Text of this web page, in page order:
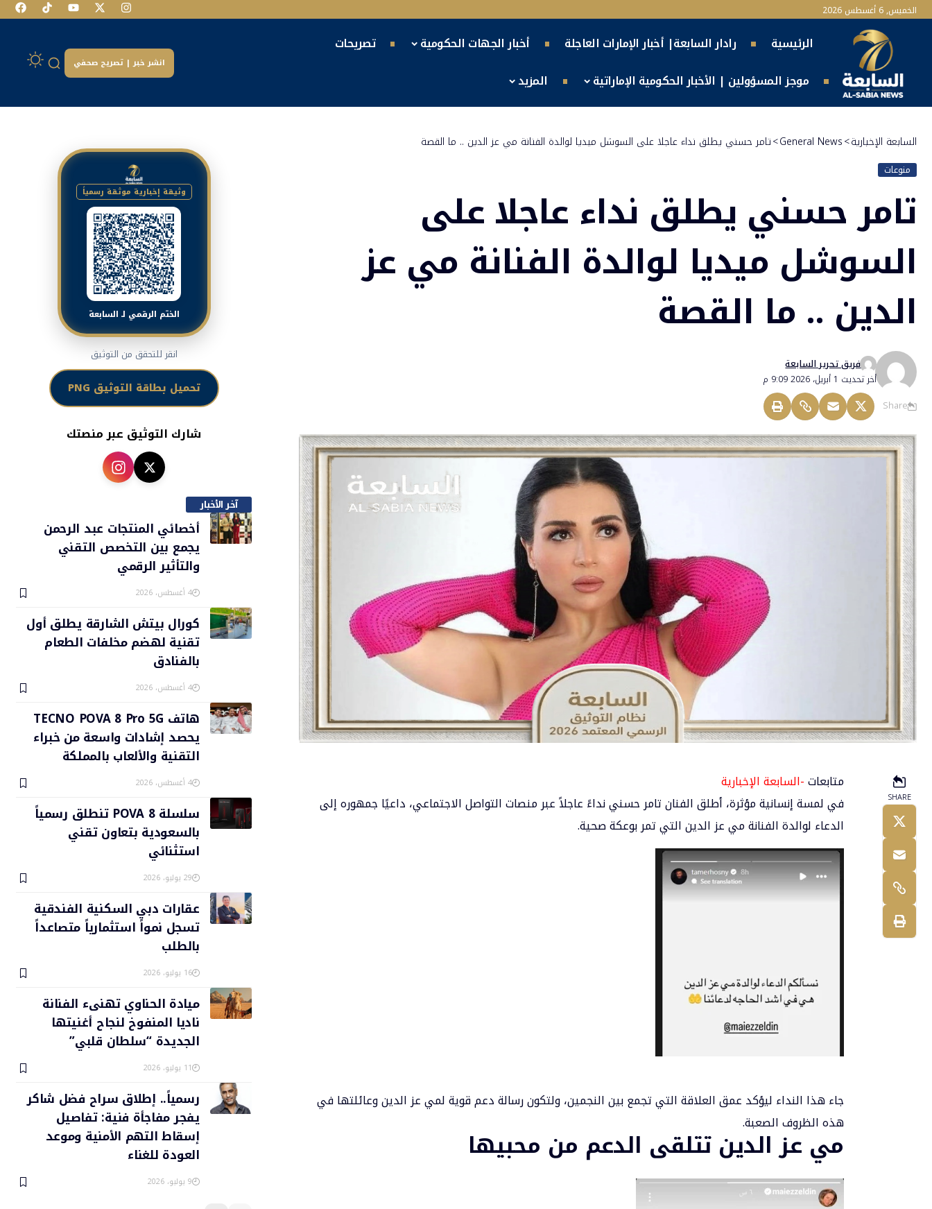
الخميس, 6 أغسطس 2026
الرئيسية رادار السابعة| أخبار الإمارات العاجلة أخبار الجهات الحكومية
تصريحات
موجز المسؤولين | الأخبار الحكومية الإماراتية
المزيد
انشر خبر | تصريح صحفي
السابعة الإخبارية>
General News
>تامر حسني يطلق نداء عاجلا على السوشل ميديا لوالدة الفنانة مي عز الدين .. ما القصة
منوعات
تامر حسني يطلق نداء عاجلا على
السوشل ميديا لوالدة الفنانة مي عز
الدين .. ما القصة
أخر تحديث 1 أبريل، 2026 9:09 م
فريق تحرير السابعة
Share
SHARE
متابعات-السابعة الإخبارية
في لمسة إنسانية مؤثرة، أطلق الفنانتامر حسنينداءً عاجلاً عبر منصات التواصل الاجتماعي، داعيًا جمهوره إلى
الدعاء لوالدة الفنانة مي عز الدين التي تمر بوعكة صحية.
جاء هذا النداء ليؤكد عمق العلاقة التي تجمع بين النجمين، ولتكون رسالة دعم قوية لمي عز الدين وعائلتها في
هذه الظروف الصعبة.
مي عز الدين تتلقى الدعم من محبيها
وثيقة إخبارية موثقة رسمياً
الختم الرقمي لـ السابعة
انقر للتحقق من التوثيق
تحميل بطاقة التوثيق PNG
شارك التوثيق عبر منصتك
آخر الأخبار
أخصائي المنتجات عبد الرحمن
يجمع بين التخصص التقني
والتأثير الرقمي
4 أغسطس، 2026
كورال بيتش الشارقة يطلق أول
تقنية لهضم مخلفات الطعام
بالفنادق
4 أغسطس، 2026
هاتف TECNO POVA 8 Pro 5G
يحصد إشادات واسعة من خبراء
التقنية والألعاب بالمملكة
4 أغسطس، 2026
سلسلة POVA 8 تنطلق رسمياً
بالسعودية بتعاون تقني
استثنائي
29 يوليو، 2026
عقارات دبي السكنية الفندقية
تسجل نمواً استثمارياً متصاعداً
بالطلب
16 يوليو، 2026
ميادة الحناوي تهنىء الفنانة
ناديا المنفوخ لنجاح أغنيتها
الجديدة “سلطان قلبي”
11 يوليو، 2026
رسمياً.. إطلاق سراح فضل شاكر
يفجر مفاجأة فنية: تفاصيل
إسقاط التهم الأمنية وموعد
العودة للغناء
9 يوليو، 2026